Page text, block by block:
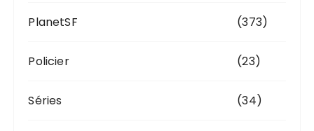
PlanetSF (373)
Policier (23)
Séries (34)